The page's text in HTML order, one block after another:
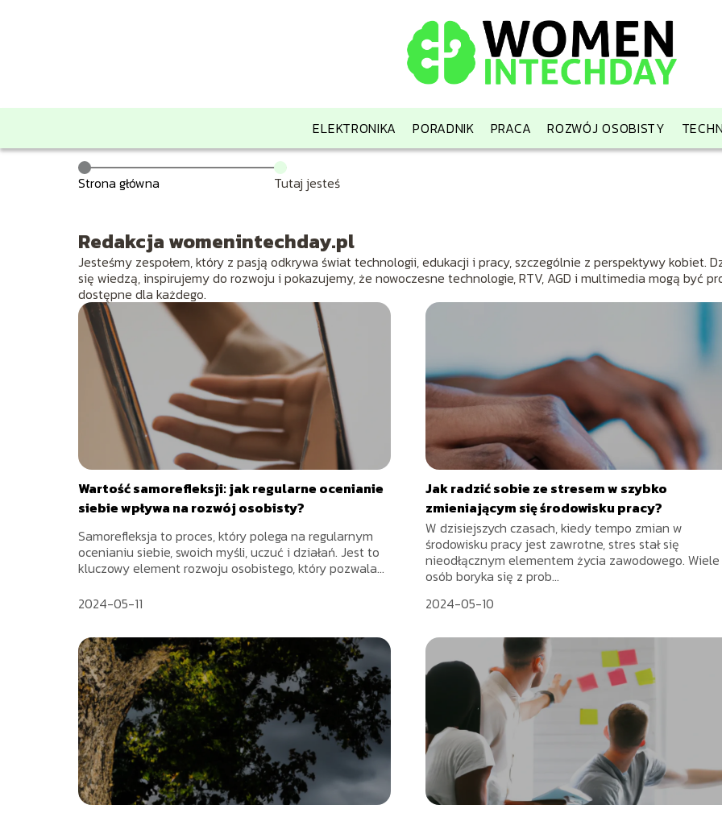
ELEKTRONIKA PORADNIK PRACA ROZWÓJ OSOBISTY
Strona główna Tutaj jesteś
Redakcja womenintechday.pl
Jesteśmy zespołem, który z pasją odkrywa świat technologii, edukacji i pracy, szczególnie z perspektywy kobiet.
się wiedzą, inspirujemy do rozwoju i pokazujemy, że nowoczesne technologie, RTV, AGD i multimedia mogą być
dostępne dla każdego.
Wartość samorefleksji: jak regularne ocenianie
siebie wpływa na rozwój osobisty?
Samorefleksja to proces, który polega na regularnym
ocenianiu siebie, swoich myśli, uczuć i działań. Jest to
kluczowy element rozwoju osobistego, który pozwala...
2024-05-11
Jak radzić sobie ze stresem w szybko
zmieniającym się środowisku pracy?
W dzisiejszych czasach, kiedy tempo zmian w
środowisku pracy jest zawrotne, stres stał się
nieodłącznym elementem życia zawodowego. Wiele
osób boryka się z prob...
2024-05-10